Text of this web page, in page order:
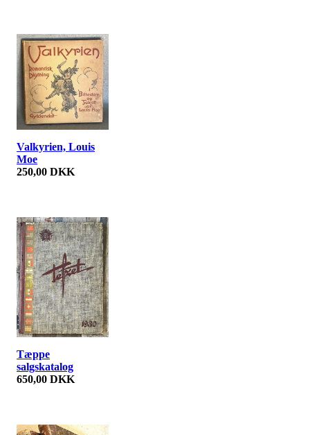
Valkyrien, Louis
Moe
250,00 DKK
Tæppe
salgskatalog
650,00 DKK